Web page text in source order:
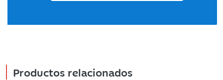
Productos relacionados